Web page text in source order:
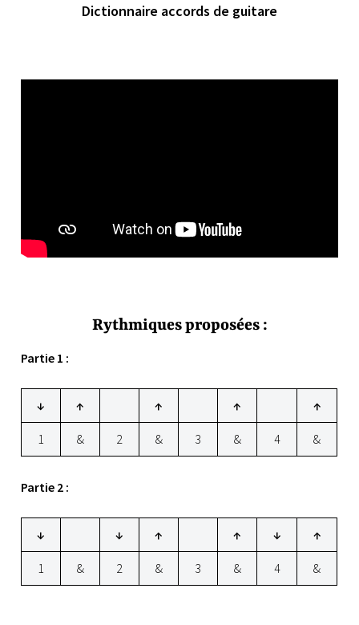
Dictionnaire accords de guitare
Rythmiques proposées :
Partie 1 :
↓ ↑ ↑ ↑ ↑
1 & 2 & 3 & 4 &
Partie 2 :
↓ ↓ ↑ ↑ ↓ ↑
1 & 2 & 3 & 4 &